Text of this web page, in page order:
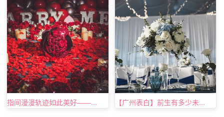
现在的社会之中充斥着太多的物欲，有很多人为名为利为地
指间漫漫轨迹如此美好——... 【广州表白】前生有多少未...